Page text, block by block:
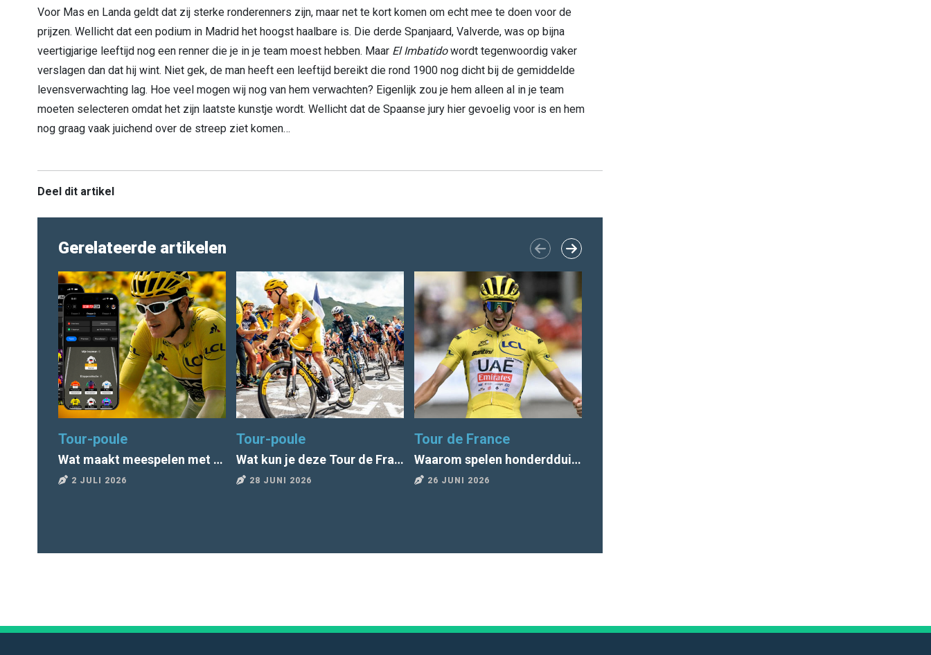
Voor Mas en Landa geldt dat zij sterke ronderenners zijn, maar net te kort komen om echt mee te doen voor de
prijzen. Wellicht dat een podium in Madrid het hoogst haalbare is. Die derde Spanjaard, Valverde, was op bijna
veertigjarige leeftijd nog een renner die je in je team moest hebben. Maar El Imbatidowordt tegenwoordig vaker
verslagen dan dat hij wint. Niet gek, de man heeft een leeftijd bereikt die rond 1900 nog dicht bij de gemiddelde
levensverwachting lag. Hoe veel mogen wij nog van hem verwachten? Eigenlijk zou je hem alleen al in je team
moeten selecteren omdat het zijn laatste kunstje wordt. Wellicht dat de Spaanse jury hier gevoelig voor is en hem
nog graag vaak juichend over de streep ziet komen…
Deel dit artikel
Gerelateerde artikelen
Tour-poule
Wat maakt meespelen met het Tourspel zo leuk?
2 JULI 2026
Tour-poule
Wat kun je deze Tour de France van Scorito verwachten?
28 JUNI 2026
Tour de France
Waarom spelen honderdduizenden Nederlanders een Tour-poule?
26 JUNI 2026